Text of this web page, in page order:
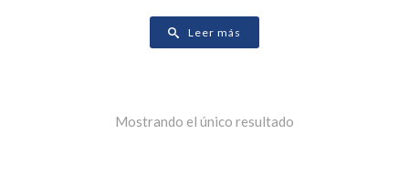
Leer más
Mostrando el único resultado